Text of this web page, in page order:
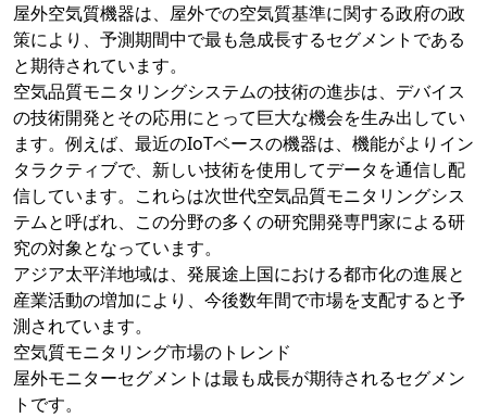
屋外空気質機器は、屋外での空気質基準に関する政府の政
策により、予測期間中で最も急成長するセグメントである
と期待されています。
空気品質モニタリングシステムの技術の進歩は、デバイス
の技術開発とその応用にとって巨大な機会を生み出してい
ます。例えば、最近のIoTベースの機器は、機能がよりイン
タラクティブで、新しい技術を使用してデータを通信し配
信しています。これらは次世代空気品質モニタリングシス
テムと呼ばれ、この分野の多くの研究開発専門家による研
究の対象となっています。
アジア太平洋地域は、発展途上国における都市化の進展と
産業活動の増加により、今後数年間で市場を支配すると予
測されています。
空気質モニタリング市場のトレンド
屋外モニターセグメントは最も成長が期待されるセグメン
トです。